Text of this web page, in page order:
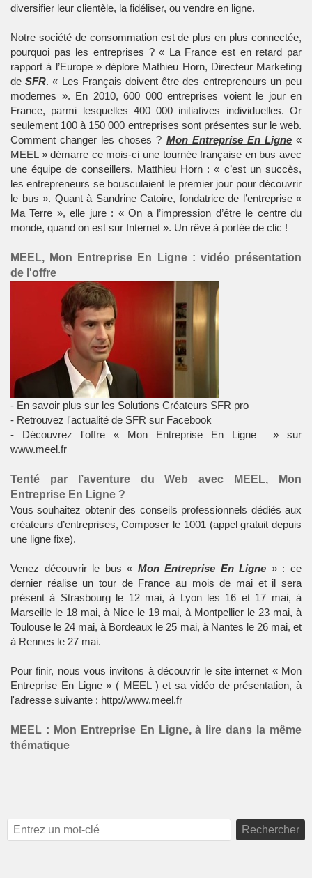
diversifier leur clientèle, la fidéliser, ou vendre en ligne.
Notre société de consommation est de plus en plus connectée,
pourquoi pas les entreprises ? « La France est en retard par
rapport à l’Europe » déplore Mathieu Horn, Directeur Marketing
deSFR. « Les Français doivent être des entrepreneurs un peu
modernes ». En 2010, 600 000 entreprises voient le jour en
France, parmi lesquelles 400 000 initiatives individuelles. Or
seulement 100 à 150 000 entreprises sont présentes sur le web.
Comment changer les choses ? Mon Entreprise En Ligne«
MEEL » démarre ce mois-ci une tournée française en bus avec
une équipe de conseillers. Matthieu Horn : « c’est un succès,
les entrepreneurs se bousculaient le premier jour pour découvrir
le bus ». Quant à Sandrine Catoire, fondatrice de l’entreprise «
Ma Terre », elle jure : « On a l’impression d’être le centre du
monde, quand on est sur Internet ». Un rêve à portée de clic !
MEEL, Mon Entreprise En Ligne : vidéo présentation
de l'offre
- En savoir plus sur les Solutions Créateurs SFR pro
- Retrouvez l'actualité de SFR sur Facebook
- Découvrez l'offre « Mon Entreprise En Ligne » sur
www.meel.fr
Tenté par l’aventure du Web avec MEEL, Mon
Entreprise En Ligne ?
Vous souhaitez obtenir des conseils professionnels dédiés aux
créateurs d’entreprises, Composer le 1001 (appel gratuit depuis
une ligne fixe).
Venez découvrir le bus « Mon Entreprise En Ligne » : ce
dernier réalise un tour de France au mois de mai et il sera
présent à Strasbourg le 12 mai, à Lyon les 16 et 17 mai, à
Marseille le 18 mai, à Nice le 19 mai, à Montpellier le 23 mai, à
Toulouse le 24 mai, à Bordeaux le 25 mai, à Nantes le 26 mai, et
à Rennes le 27 mai.
Pour finir, nous vous invitons à découvrir le site internet « Mon
Entreprise En Ligne» ( MEEL ) et sa vidéo de présentation, à
l'adresse suivante : http://www.meel.fr
MEEL : Mon Entreprise En Ligne, à lire dans la même
thématique
Rechercher